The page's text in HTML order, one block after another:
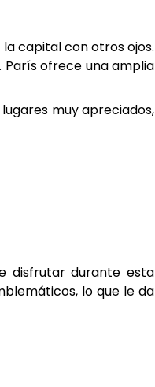
capital con otros ojos.
ofrece una amplia
muy apreciados,
disfrutar durante esta
lo que le da